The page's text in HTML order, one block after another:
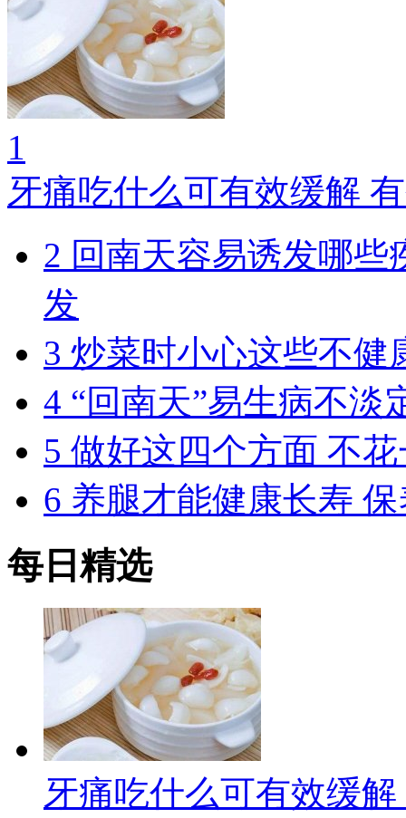
1
牙痛吃什么可有效缓解
2 回南天容易诱发哪
发
3 炒菜时小心这些不健
4 “回南天”易生病不淡
5 做好这四个方面 不
6 养腿才能健康长寿
每日精选
牙痛吃什么可有效缓